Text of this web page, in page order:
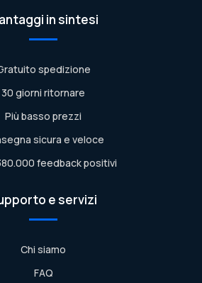
in sintesi
spedizione
30 giorni ritornare
Più basso prezzi
sicura e veloce
feedback positivi
e servizi
Chi siamo
FAQ